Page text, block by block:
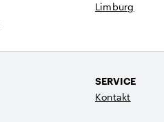
Limburg
SERVICE
Kontakt